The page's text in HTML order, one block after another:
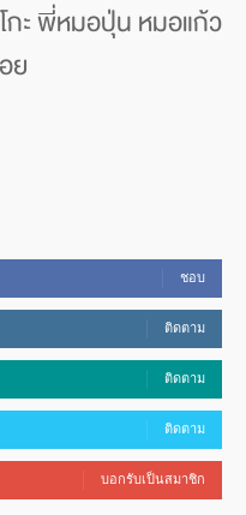
ะ พี่หมอปุ่น หมอแก้ว
ย
ชอบ
ติดตาม
ติดตาม
ติดตาม
บอกรับเป็นสมาชิก